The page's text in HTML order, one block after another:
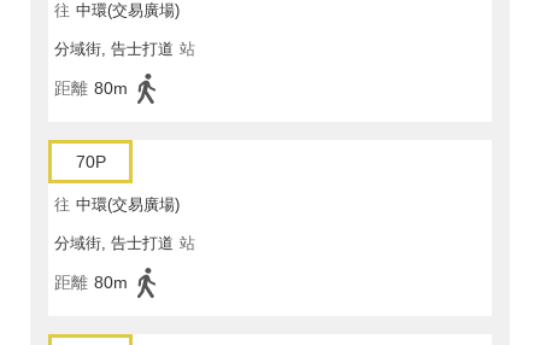
往 中環(交易廣場)
分域街, 告士打道 站
距離 80m
70P
往 中環(交易廣場)
分域街, 告士打道 站
距離 80m